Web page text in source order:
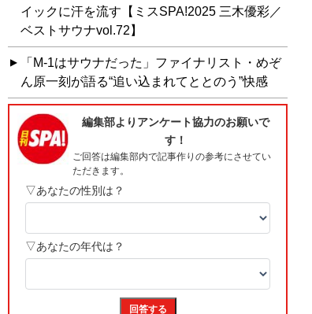
イックに汗を流す【ミスSPA!2025 三木優彩／
ベストサウナvol.72】
「M-1はサウナだった」ファイナリスト・めぞ
ん原一刻が語る“追い込まれてととのう”快感